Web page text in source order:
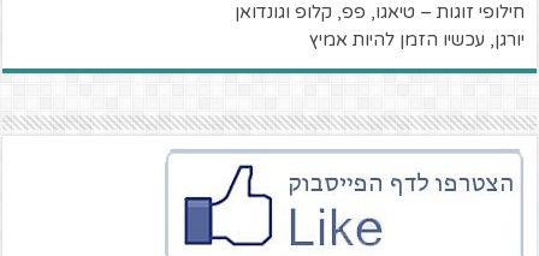
חילופי זוגות – טיאגו, פפ, קלופ וגונדואן
יורגן, עכשיו הזמן להיות אמיץ